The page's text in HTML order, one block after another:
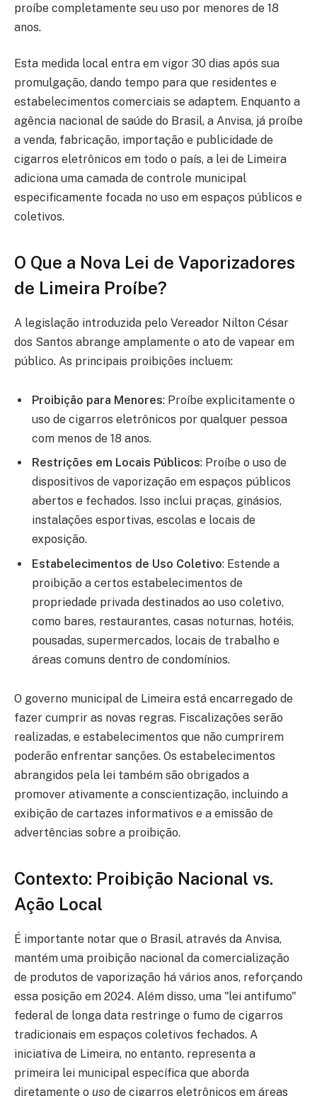
proíbe completamente seu uso por menores de 18
anos.
Esta medida local entra em vigor 30 dias após sua
promulgação, dando tempo para que residentes e
estabelecimentos comerciais se adaptem. Enquanto a
agência nacional de saúde do Brasil, a Anvisa, já proíbe
a venda, fabricação, importação e publicidade de
cigarros eletrônicos em todo o país, a lei de Limeira
adiciona uma camada de controle municipal
especificamente focada no uso em espaços públicos e
coletivos.
O Que a Nova Lei de Vaporizadores
de Limeira Proíbe?
A legislação introduzida pelo Vereador Nilton César
dos Santos abrange amplamente o ato de vapear em
público. As principais proibições incluem:
Proibição para Menores: Proíbe explicitamente o
uso de cigarros eletrônicos por qualquer pessoa
com menos de 18 anos.
Restrições em Locais Públicos: Proíbe o uso de
dispositivos de vaporização em espaços públicos
abertos e fechados. Isso inclui praças, ginásios,
instalações esportivas, escolas e locais de
exposição.
Estabelecimentos de Uso Coletivo: Estende a
proibição a certos estabelecimentos de
propriedade privada destinados ao uso coletivo,
como bares, restaurantes, casas noturnas, hotéis,
pousadas, supermercados, locais de trabalho e
áreas comuns dentro de condomínios.
O governo municipal de Limeira está encarregado de
fazer cumprir as novas regras. Fiscalizações serão
realizadas, e estabelecimentos que não cumprirem
poderão enfrentar sanções. Os estabelecimentos
abrangidos pela lei também são obrigados a
promover ativamente a conscientização, incluindo a
exibição de cartazes informativos e a emissão de
advertências sobre a proibição.
Contexto: Proibição Nacional vs.
Ação Local
É importante notar que o Brasil, através da Anvisa,
mantém uma proibição nacional da comercialização
de produtos de vaporização há vários anos, reforçando
essa posição em 2024. Além disso, uma "lei antifumo"
federal de longa data restringe o fumo de cigarros
tradicionais em espaços coletivos fechados. A
iniciativa de Limeira, no entanto, representa a
primeira lei municipal específica que aborda
diretamente o uso de cigarros eletrônicos em áreas